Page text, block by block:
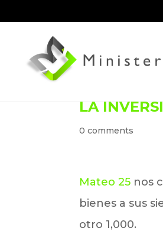
LA
0 comments
Mateo 25 nos
bienes a sus
otro 1,000.